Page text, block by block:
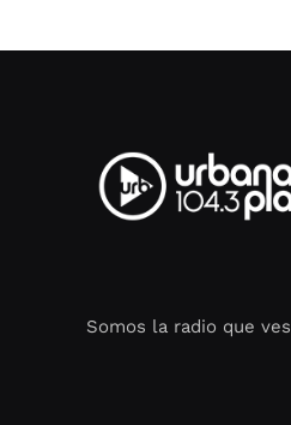
Somos la radio que ves